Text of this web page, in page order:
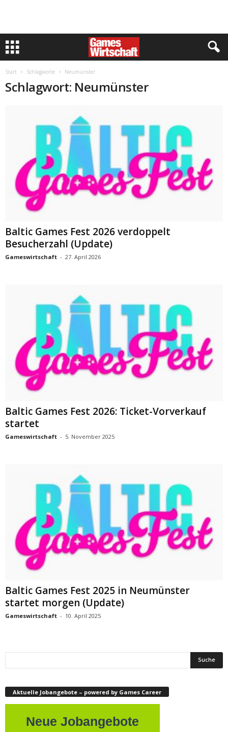
Start Schlagworte Neumünster
Schlagwort: Neumünster
Baltic Games Fest 2026 verdoppelt
Besucherzahl (Update)
Gameswirtschaft - 27. April 2026
Baltic Games Fest 2026: Ticket-Vorverkauf
startet
Gameswirtschaft - 5. November 2025
Baltic Games Fest 2025 in Neumünster
startet morgen (Update)
Gameswirtschaft - 10. April 2025
Aktuelle Jobangebote – powered by Games Career